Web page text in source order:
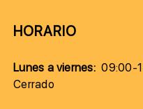
HORARIO
Lunes a viernes:09:00-
Cerrado